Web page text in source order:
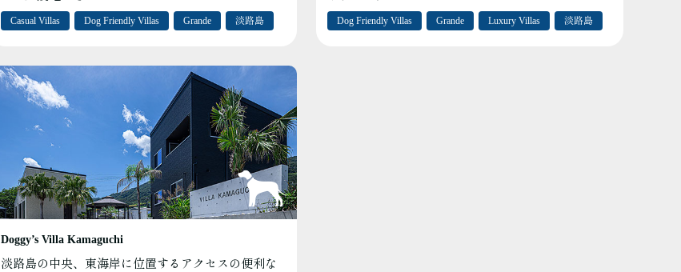
Casual Villas Dog Friendly Villas Grande 淡路島 Dog Friendly Villas Grande Luxury Villas 淡路島
Doggy’s Villa Kamaguchi
淡路島の中央、東海岸に位置するアクセスの便利な